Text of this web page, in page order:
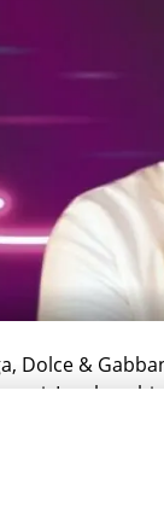
Dolce &
deux ans,
de